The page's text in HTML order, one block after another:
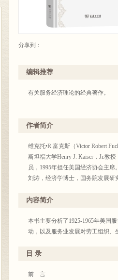
分享到：
编辑推荐
有关服务经济理论的经典著作。
作者简介
维克托•R.富克斯（Victor Robert
斯坦福大学Henry J. Kaiser，Jr.教
员，1995年担任美国经济协会主席。
刘涛，经济学博士，国务院发展研
内容简介
本书主要分析了1925-1965年美国
动，以及服务业发展对劳工组织、
目 录
前 言